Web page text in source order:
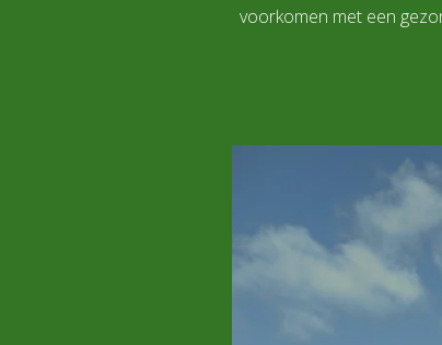
voorkomen met een